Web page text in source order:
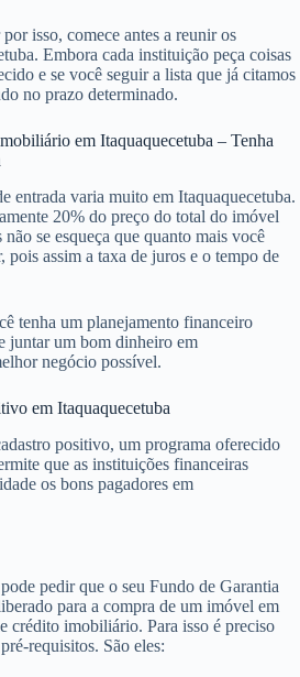
isso, comece antes a reunir os
Embora cada instituição peça coisas
e se você seguir a lista que já citamos
no prazo determinado.
em Itaquaquecetuba – Tenha
entrada varia muito em Itaquaquecetuba.
20% do preço do total do imóvel
se esqueça que quanto mais você
pois assim a taxa de juros e o tempo de
tenha um planejamento financeiro
juntar um bom dinheiro em
negócio possível.
em Itaquaquecetuba
positivo, um programa oferecido
que as instituições financeiras
os bons pagadores em
pedir que o seu Fundo de Garantia
para a compra de um imóvel em
crédito imobiliário. Para isso é preciso
requisitos. São eles: